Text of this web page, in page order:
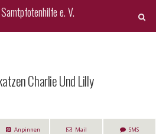
e. V.
Charlie Und Lilly
Anpinnen Mail SMS